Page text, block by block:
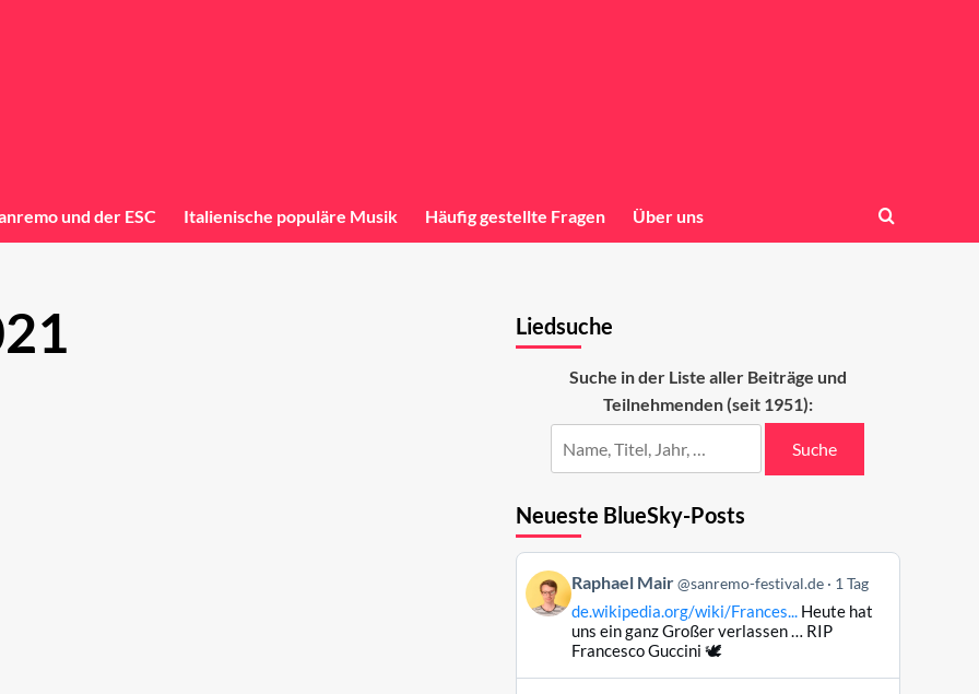
und der ESC Italienische populäre Musik Häufig gestellte Fragen Über uns
Liedsuche
Suche in der Liste aller Beiträge und
Teilnehmenden (seit 1951):
Suche
Neueste BlueSky-Posts
Beitrag
von
Raphael
Raphael Mair @sanremo-festival.de 1 Tag
de.wikipedia.org/wiki/Frances...Heute hat
uns ein ganz Großer verlassen … RIP
Francesco Guccini 🕊️